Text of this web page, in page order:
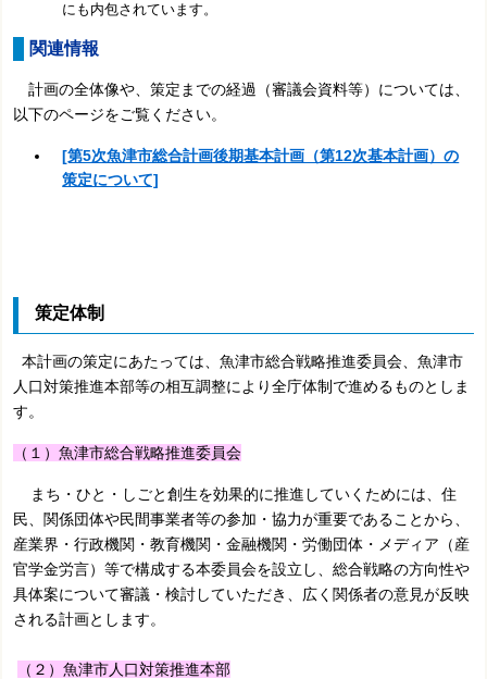
にも内包されています。
関連情報
計画の全体像や、策定までの経過（審議会資料等）については、
以下のページをご覧ください。
[第5次魚津市総合計画後期基本計画（第12次基本計画）の
策定について]
策定体制
本計画の策定にあたっては、魚津市総合戦略推進委員会、魚津市
人口対策推進本部等の相互調整により全庁体制で進めるものとしま
す。
（１）魚津市総合戦略推進委員会
まち・ひと・しごと創生を効果的に推進していくためには、住
民、関係団体や民間事業者等の参加・協力が重要であることから、
産業界・行政機関・教育機関・金融機関・労働団体・メディア（産
官学金労言）等で構成する本委員会を設立し、総合戦略の方向性や
具体案について審議・検討していただき、広く関係者の意見が反映
される計画とします。
（２）魚津市人口対策推進本部